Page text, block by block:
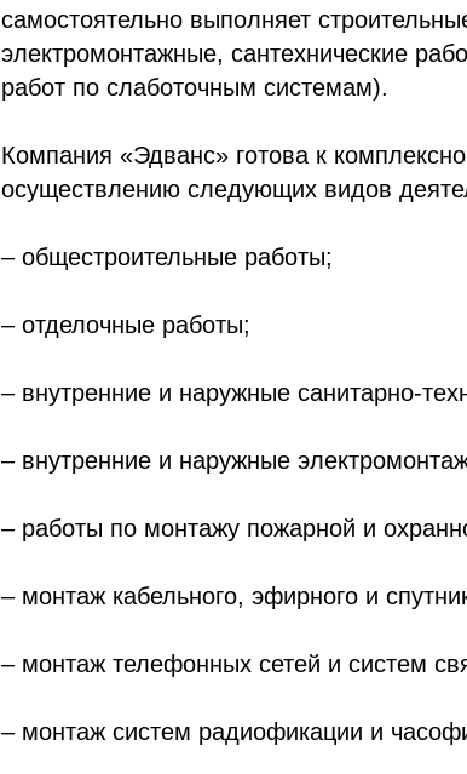
самостоятельно выполняет
электромонтажные, сантехнические
работ по слаботочным системам).
Компания «Эдванс» готова к
осуществлению следующих видов
– общестроительные работы;
– отделочные работы;
– внутренние и наружные санитарно-
– внутренние и наружные
– работы по монтажу пожарной и
– монтаж кабельного, эфирного и
– монтаж телефонных сетей и систем
– монтаж систем радиофикации и